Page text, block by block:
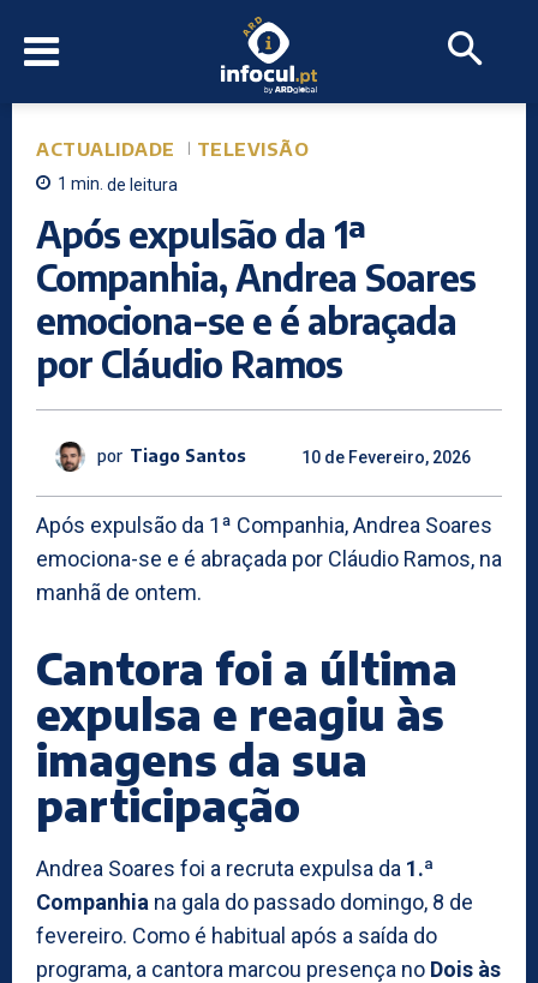
ACTUALIDADE TELEVISÃO
1 min. de leitura
Após expulsão da 1ª
Companhia, Andrea Soares
emociona-se e é abraçada
por Cláudio Ramos
por Tiago Santos 10 de Fevereiro, 2026
Após expulsão da 1ª Companhia, Andrea Soares
emociona-se e é abraçada por Cláudio Ramos, na
manhã de ontem.
Cantora foi a última
expulsa e reagiu às
imagens da sua
participação
Andrea Soares foi a recruta expulsa da 1.ª
Companhia na gala do passado domingo, 8 de
fevereiro. Como é habitual após a saída do
programa, a cantora marcou presença no Dois às